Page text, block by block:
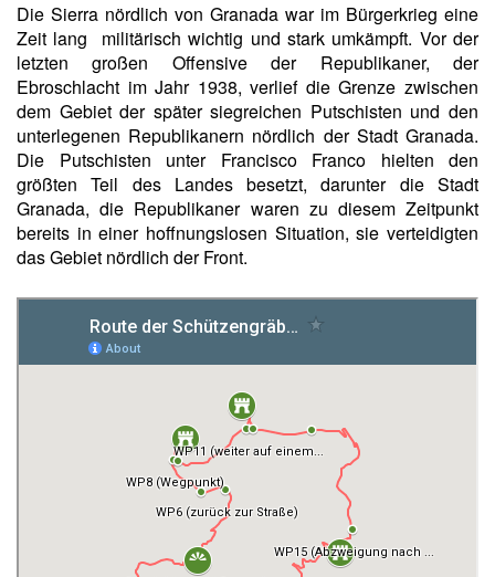
Die Sierra nördlich von Granada war im Bürgerkrieg eine
Zeit lang militärisch wichtig und stark umkämpft. Vor der
letzten großen Offensive der Republikaner, der
Ebroschlacht im Jahr 1938, verlief die Grenze zwischen
dem Gebiet der später siegreichen Putschisten und den
unterlegenen Republikanern nördlich der Stadt Granada.
Die Putschisten unter Francisco Franco hielten den
größten Teil des Landes besetzt, darunter die Stadt
Granada, die Republikaner waren zu diesem Zeitpunkt
bereits in einer hoffnungslosen Situation, sie verteidigten
das Gebiet nördlich der Front.